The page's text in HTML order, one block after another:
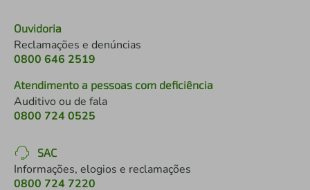
Ouvidoria
Reclamações e denúncias
0800 646 2519
Atendimento a pessoas com deficiência
Auditivo ou de fala
0800 724 0525
SAC
Informações, elogios e reclamações
0800 724 7220